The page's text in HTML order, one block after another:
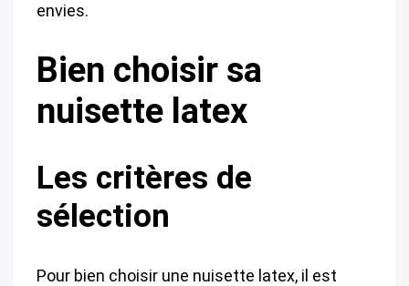
envies.
Bien choisir sa
nuisette latex
Les critères de
sélection
Pour bien choisir une nuisette latex, il est